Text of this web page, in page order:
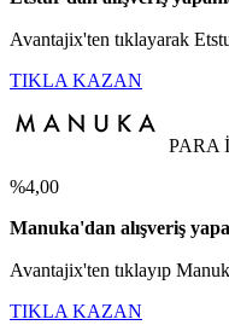
Avantajix'ten tıklayarak
TIKLA KAZAN
PARA
%4,00
Manuka'dan alışveriş
Avantajix'ten tıklayıp
TIKLA KAZAN